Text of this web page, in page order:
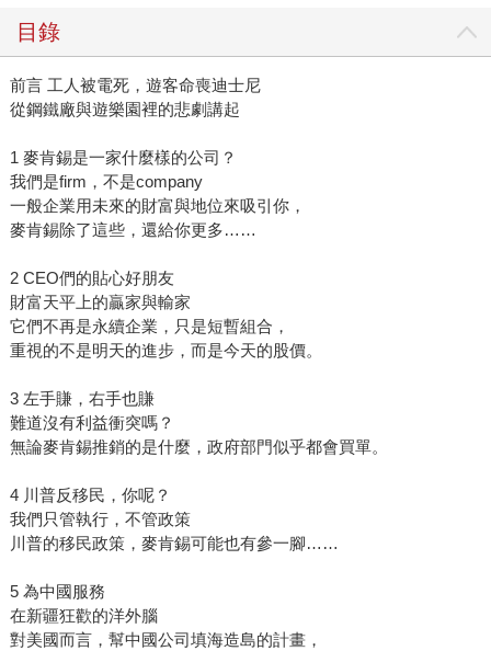
目錄
前言 工人被電死，遊客命喪迪士尼
從鋼鐵廠與遊樂園裡的悲劇講起
1 麥肯錫是一家什麼樣的公司？
我們是firm，不是company
一般企業用未來的財富與地位來吸引你，
麥肯錫除了這些，還給你更多……
2 CEO們的貼心好朋友
財富天平上的贏家與輸家
它們不再是永續企業，只是短暫組合，
重視的不是明天的進步，而是今天的股價。
3 左手賺，右手也賺
難道沒有利益衝突嗎？
無論麥肯錫推銷的是什麼，政府部門似乎都會買單。
4 川普反移民，你呢？
我們只管執行，不管政策
川普的移民政策，麥肯錫可能也有參一腳……
5 為中國服務
在新疆狂歡的洋外腦
對美國而言，幫中國公司填海造島的計畫，